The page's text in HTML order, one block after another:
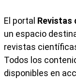
El portal Revistas
un espacio
revistas
Todos los
disponibles en